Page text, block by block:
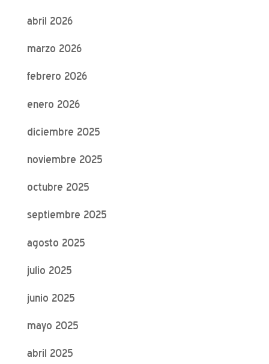
abril 2026
marzo 2026
febrero 2026
enero 2026
diciembre 2025
noviembre 2025
octubre 2025
septiembre 2025
agosto 2025
julio 2025
junio 2025
mayo 2025
abril 2025